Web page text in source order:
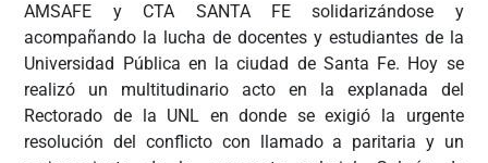
AMSAFE y CTA SANTA FE solidarizándose y
acompañando la lucha de docentes y estudiantes de la
Universidad Pública en la ciudad de Santa Fe. Hoy se
realizó un multitudinario acto en la explanada del
Rectorado de la UNL en donde se exigió la urgente
resolución del conflicto con llamado a paritaria y un